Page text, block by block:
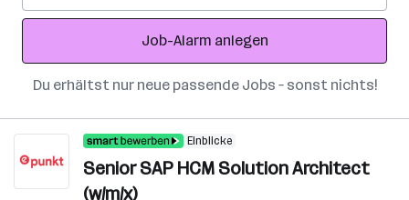
Adresse
Job-Alarm anlegen
Du erhältst nur neue passende Jobs – sonst nichts!
Einblicke
Senior SAP HCM Solution Architect
(w/m/x)